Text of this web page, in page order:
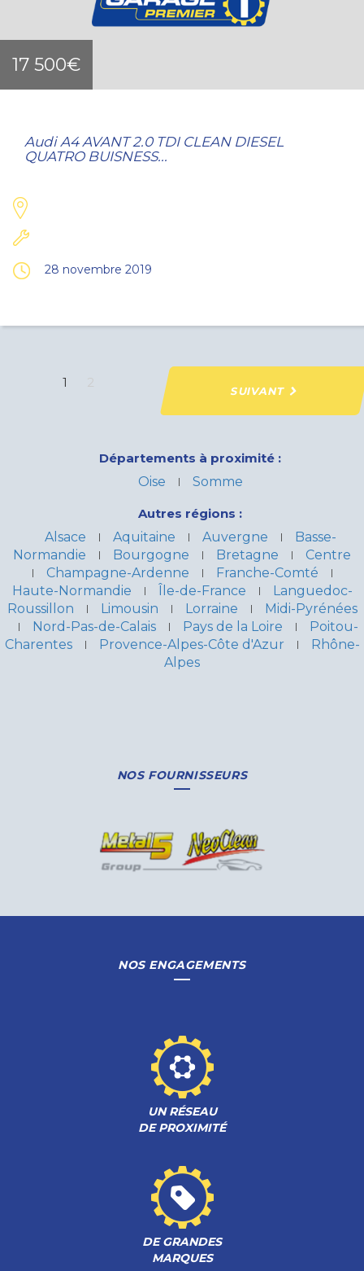
17 500€
Audi A4 AVANT 2.0 TDI CLEAN DIESEL
QUATRO BUISNESS...
28 novembre 2019
1 2
SUIVANT
Départements à proximité :
Oise
Somme
Autres régions :
Alsace
Aquitaine Auvergne
Basse-
Normandie
Bourgogne Bretagne
Centre
Champagne-Ardenne
Franche-Comté
Haute-Normandie
Île-de-France
Languedoc-
Roussillon
Limousin Lorraine
Midi-Pyrénées
Nord-Pas-de-Calais
Pays de la Loire
Poitou-
Charentes
Provence-Alpes-Côte d'Azur
Rhône-
Alpes
NOS FOURNISSEURS
NOS ENGAGEMENTS
UN RÉSEAU
DE PROXIMITÉ
DE GRANDES
MARQUES